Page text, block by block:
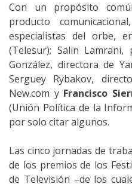
Con un propósito
producto
especialistas del orbe,
(Telesur); Salin
González, directora de
Serguey Rybakov,
New.com y Francisco
(Unión Política de la
por solo citar algunos.
Las cinco jornadas de
de los premios de los
de Televisión –de los